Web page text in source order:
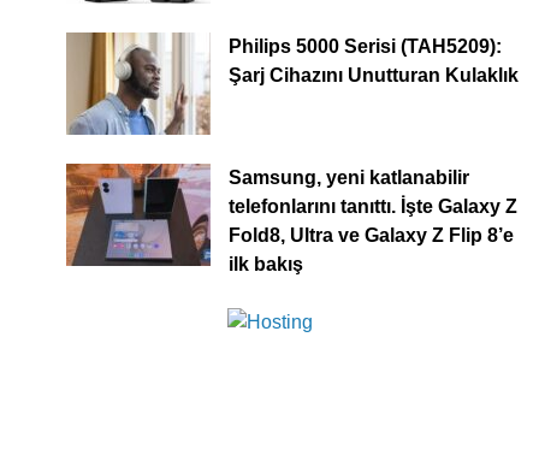
Philips 5000 Serisi (TAH5209):
Şarj Cihazını Unutturan Kulaklık
Samsung, yeni katlanabilir
telefonlarını tanıttı. İşte Galaxy Z
Fold8, Ultra ve Galaxy Z Flip 8’e
ilk bakış